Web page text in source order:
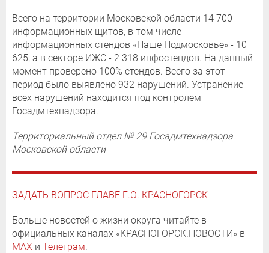
Всего на территории Московской области 14 700
информационных щитов, в том числе
информационных стендов «Наше Подмосковье» - 10
625, а в секторе ИЖС - 2 318 инфостендов. На данный
момент проверено 100% стендов. Всего за этот
период было выявлено 932 нарушений. Устранение
всех нарушений находится под контролем
Госадмтехнадзора.
Территориальный отдел № 29 Госадмтехнадзора
Московской области
ЗАДАТЬ ВОПРОС ГЛАВЕ Г.О. КРАСНОГОРСК
Больше новостей о жизни округа читайте в
официальных каналах «КРАСНОГОРСК.НОВОСТИ» в
MAX и Телеграм.